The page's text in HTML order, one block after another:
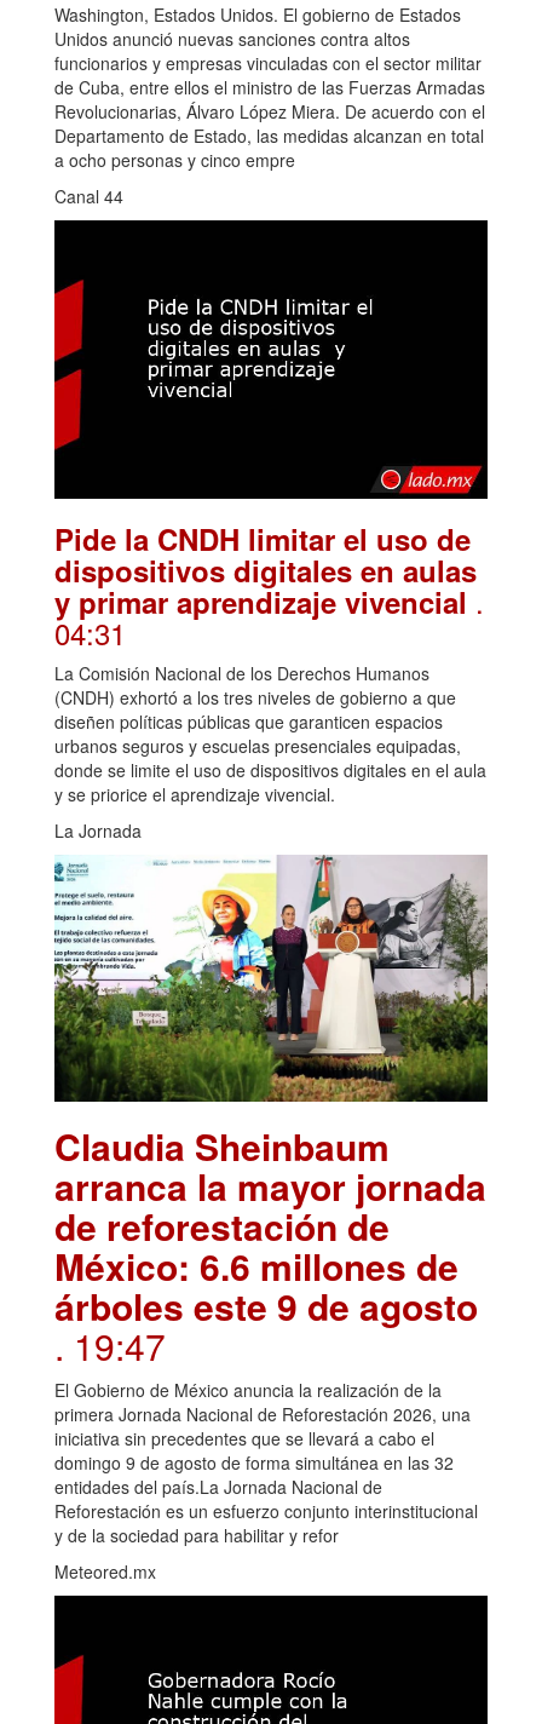
Washington, Estados Unidos. El gobierno de Estados
Unidos anunció nuevas sanciones contra altos
funcionarios y empresas vinculadas con el sector militar
de Cuba, entre ellos el ministro de las Fuerzas Armadas
Revolucionarias, Álvaro López Miera. De acuerdo con el
Departamento de Estado, las medidas alcanzan en total
a ocho personas y cinco empre
Canal 44
Pide la CNDH limitar el uso de
dispositivos digitales en aulas
y primar aprendizaje vivencial .
04:31
La Comisión Nacional de los Derechos Humanos
(CNDH) exhortó a los tres niveles de gobierno a que
diseñen políticas públicas que garanticen espacios
urbanos seguros y escuelas presenciales equipadas,
donde se limite el uso de dispositivos digitales en el aula
y se priorice el aprendizaje vivencial.
La Jornada
Claudia Sheinbaum
arranca la mayor jornada
de reforestación de
México: 6.6 millones de
árboles este 9 de agosto
. 19:47
El Gobierno de México anuncia la realización de la
primera Jornada Nacional de Reforestación 2026, una
iniciativa sin precedentes que se llevará a cabo el
domingo 9 de agosto de forma simultánea en las 32
entidades del país.La Jornada Nacional de
Reforestación es un esfuerzo conjunto interinstitucional
y de la sociedad para habilitar y refor
Meteored.mx